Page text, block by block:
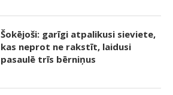
Šokējoši: garīgi atpalikusi sieviete,
kas neprot ne rakstīt, laidusi
pasaulē trīs bērniņus